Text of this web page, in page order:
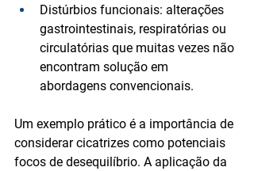
Distúrbios funcionais: alterações
gastrointestinais, respiratórias ou
circulatórias que muitas vezes não
encontram solução em
abordagens convencionais.
Um exemplo prático é a importância de
considerar cicatrizes como potenciais
focos de desequilíbrio. A aplicação da